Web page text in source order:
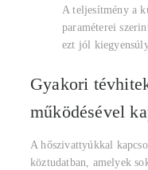
A teljesítmény a
paraméterei
ezt jól
Gyakori
működésével
A hőszivattyúkkal
köztudatban, amelyek